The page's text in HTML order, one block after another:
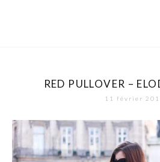
RED PULLOVER –
11 février